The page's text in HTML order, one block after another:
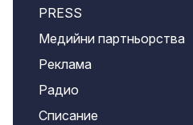
PRESS
Медийни партньорства
Реклама
Радио
Списание